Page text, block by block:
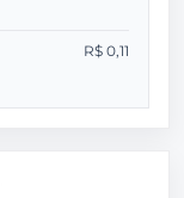
R$ 0,11